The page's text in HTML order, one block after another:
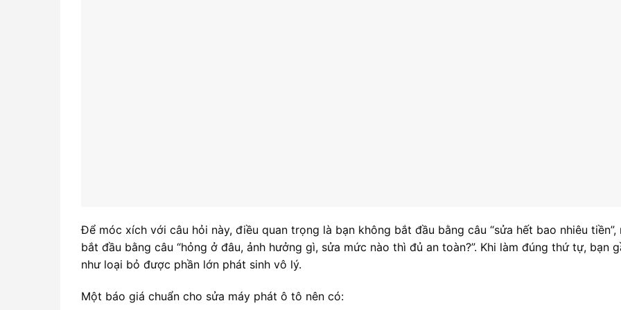
Để móc xích với câu hỏi này, điều quan trọng là bạn không bắt đầu bằng câu “sửa hết bao nhiêu tiền”,
bắt đầu bằng câu “hỏng ở đâu, ảnh hưởng gì, sửa mức nào thì đủ an toàn?”. Khi làm đúng thứ tự, bạn
như loại bỏ được phần lớn phát sinh vô lý.
Một báo giá chuẩn cho sửa máy phát ô tô nên có: